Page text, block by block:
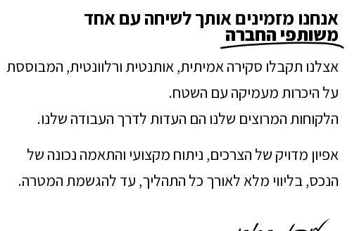
אנחנו מזמינים אותך לשיחה עם אחד
משותפי החברה
אצלנו תקבלו סקירה אמיתית, אותנטית ורלוונטית, המבוססת
על היכרות מעמיקה עם השטח.
הלקוחות המרוצים שלנו הם העדות לדרך העבודה שלנו.
אפיון מדויק של הצרכים, ניתוח מקצועי והתאמה נכונה של
הנכס, בליווי מלא לאורך כל התהליך, עד להגשמת המטרה.